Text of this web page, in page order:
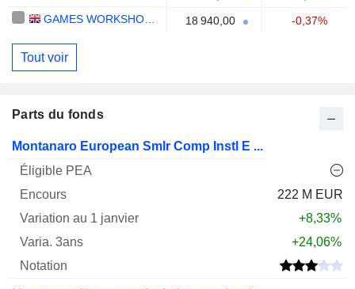
18 940,00 -0,37%
Tout voir
Parts du fonds
Nom PEA Encours
Varia.
Montanaro European Smlr Comp Instl E ...
222 M EUR
+8,33%
+24,06%